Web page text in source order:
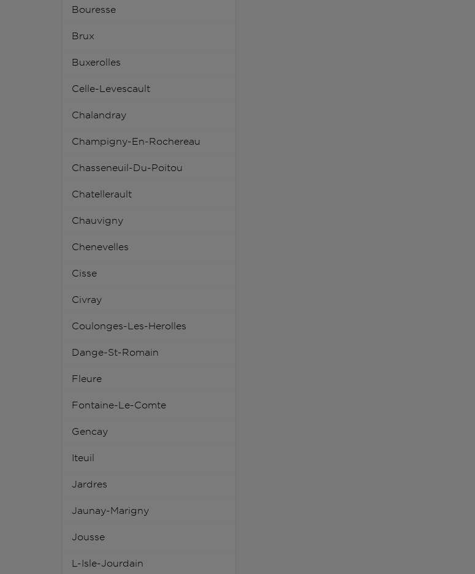
Bouresse
Brux
Buxerolles
Celle-Levescault
Chalandray
Champigny-En-Rochereau
Chasseneuil-Du-Poitou
Chatellerault
Chauvigny
Chenevelles
Cisse
Civray
Coulonges-Les-Herolles
Dange-St-Romain
Fleure
Fontaine-Le-Comte
Gencay
Iteuil
Jardres
Jaunay-Marigny
Jousse
L-Isle-Jourdain